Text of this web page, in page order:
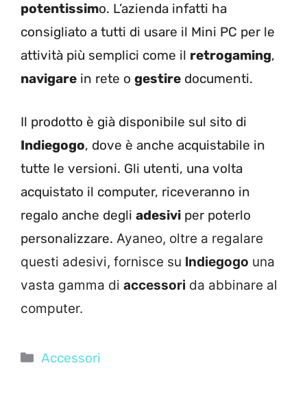
potentissimo. L’azienda infatti ha
consigliato a tutti di usare il Mini PC per le
attività più semplici come il retrogaming,
navigare in rete o gestire documenti.
Il prodotto è già disponibile sul sito di
Indiegogo, dove è anche acquistabile in
tutte le versioni. Gli utenti, una volta
acquistato il computer, riceveranno in
regalo anche degli adesivi per poterlo
personalizzare. Ayaneo, oltre a regalare
questi adesivi, fornisce su Indiegogo una
vasta gamma di accessori da abbinare al
computer.
Categorie
Accessori